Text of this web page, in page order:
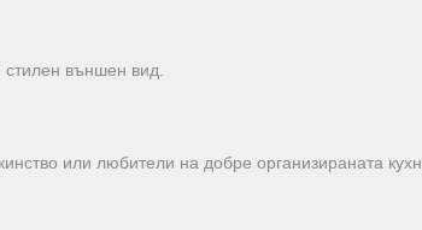
стилен външен вид.
или любители на добре организираната